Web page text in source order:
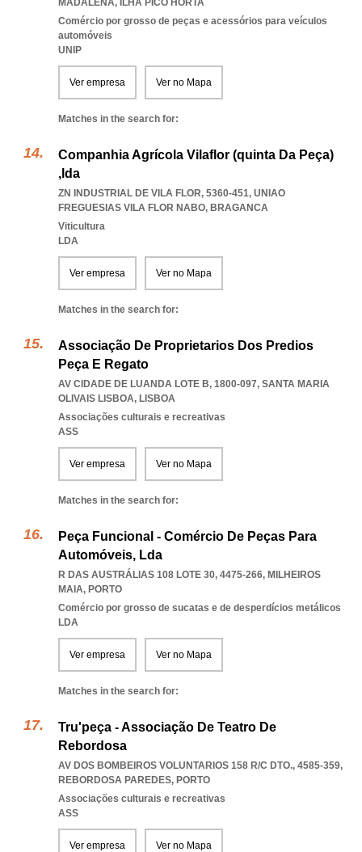
MADALENA, ILHA PICO HORTA
Comércio por grosso de peças e acessórios para veículos
automóveis
UNIP
Ver empresa Ver no Mapa
Matches in the search for:
Companhia Agrícola Vilaflor (quinta Da Peça)
,lda
ZN INDUSTRIAL DE VILA FLOR, 5360-451, UNIAO
FREGUESIAS VILA FLOR NABO, BRAGANCA
Viticultura
LDA
Ver empresa Ver no Mapa
Matches in the search for:
Associação De Proprietarios Dos Predios
Peça E Regato
AV CIDADE DE LUANDA LOTE B, 1800-097, SANTA MARIA
OLIVAIS LISBOA, LISBOA
Associações culturais e recreativas
ASS
Ver empresa Ver no Mapa
Matches in the search for:
Peça Funcional - Comércio De Peças Para
Automóveis, Lda
R DAS AUSTRÁLIAS 108 LOTE 30, 4475-266, MILHEIROS
MAIA, PORTO
Comércio por grosso de sucatas e de desperdícios metálicos
LDA
Ver empresa Ver no Mapa
Matches in the search for:
Tru'peça - Associação De Teatro De
Rebordosa
AV DOS BOMBEIROS VOLUNTARIOS 158 R/C DTO., 4585-359,
REBORDOSA PAREDES, PORTO
Associações culturais e recreativas
ASS
Ver empresa Ver no Mapa